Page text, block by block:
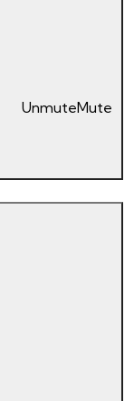
UnmuteMute
páginas de
Elizabeth
conversar